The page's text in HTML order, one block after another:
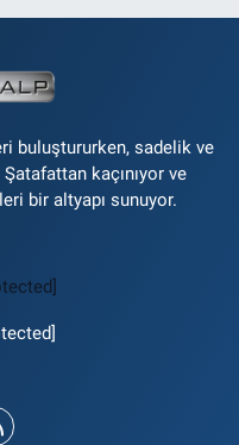
buluştururken, sadelik ve
kaçınıyor ve
bir altyapı sunuyor.